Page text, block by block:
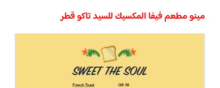
مينو مطعم فيفا المكسيك للسيد تاكو قطر